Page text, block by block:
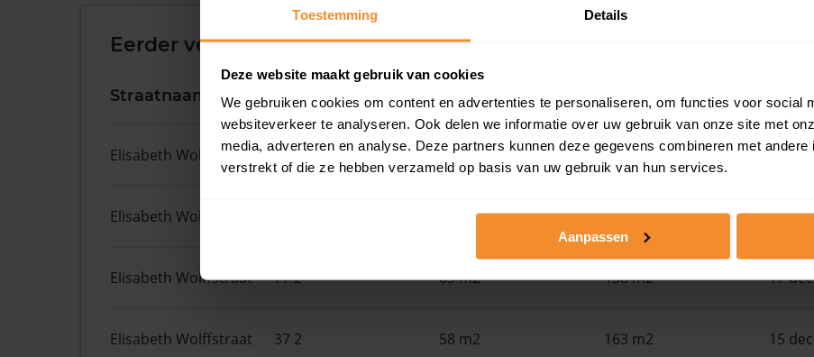
Toestemming Details
Deze website maakt gebruik van cookies
We gebruiken cookies om content en advertenties te personaliseren, om functies voor social
websiteverkeer te analyseren. Ook delen we informatie over uw gebruik van onze site met
media, adverteren en analyse. Deze partners kunnen deze gegevens combineren met
verstrekt of die ze hebben verzameld op basis van uw gebruik van hun services.
Aanpassen
Eerder verkochte woningen in de buurt
Straatnaam Huisnr. Woonoppervlak Perceel
Elisabeth Wolffstraat 14 2 75 m2 138 m2 07
Elisabeth Wolffstraat 62 m2 94 m2 29
Elisabeth Wolffstraat 77 2 65 m2 158 m2 17
Elisabeth Wolffstraat 37 2 58 m2 163 m2 15